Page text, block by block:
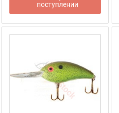
поступлении